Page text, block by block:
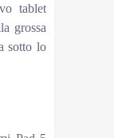
tablet
grossa
sotto lo